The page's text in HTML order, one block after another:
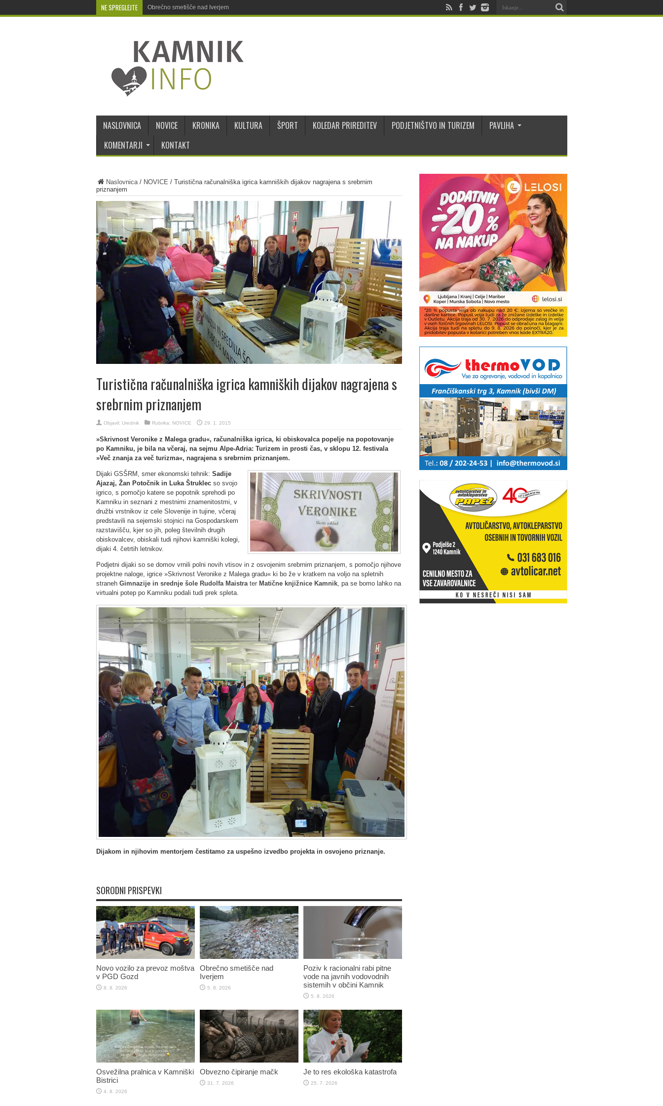
NE SPREGLEJTE Obrečno smetišče nad Iverjem
NASLOVNICA NOVICE KRONIKA KULTURA ŠPORT KOLEDAR PRIREDITEV PODJETNIŠTVO IN TURIZEM
PAVLIHA
KOMENTARJI
KONTAKT
Naslovnica/ NOVICE / Turistična računalniška igrica kamniških dijakov nagrajena s srebrnim
priznanjem
Turistična računalniška igrica kamniških dijakov nagrajena s
srebrnim priznanjem
Objavil: Urednik Rubrika: NOVICE 29. 1. 2015
»Skrivnost Veronike z Malega gradu«, računalniška igrica, ki obiskovalca popelje na popotovanje
po Kamniku, je bila na včeraj, na sejmu Alpe-Adria: Turizem in prosti čas, v sklopu 12. festivala
»Več znanja za več turizma«, nagrajena s srebrnim priznanjem.
Dijaki GSŠRM, smer ekonomski tehnik: Sadije
Ajazaj, Žan Potočnik in Luka Štruklecso svojo
igrico, s pomočjo katere se popotnik sprehodi po
Kamniku in seznani z mestnimi znamenitostmi, v
družbi vrstnikov iz cele Slovenije in tujine, včeraj
predstavili na sejemski stojnici na Gospodarskem
razstavišču, kjer so jih, poleg številnih drugih
obiskovalcev, obiskali tudi njihovi kamniški kolegi,
dijaki 4. četrtih letnikov.
Podjetni dijaki so se domov vrnili polni novih vtisov in z osvojenim srebrnim priznanjem, s pomočjo njihove
projektne naloge, igrice »Skrivnost Veronike z Malega gradu« ki bo že v kratkem na voljo na spletnih
straneh Gimnazije in srednje šole Rudolfa Maistrater Matične knjižnice Kamnik, pa se bomo lahko na
virtualni potep po Kamniku podali tudi prek spleta.
Dijakom in njihovim mentorjem čestitamo za uspešno izvedbo projekta in osvojeno priznanje.
SORODNI PRISPEVKI
Novo vozilo za prevoz moštva
v PGD Gozd
8. 8. 2026
Obrečno smetišče nad
Iverjem
5. 8. 2026
Poziv k racionalni rabi pitne
vode na javnih vodovodnih
sistemih v občini Kamnik
5. 8. 2026
Osvežilna pralnica v Kamniški
Bistrici
4. 8. 2026
Obvezno čipiranje mačk
31. 7. 2026
Je to res ekološka katastrofa
25. 7. 2026